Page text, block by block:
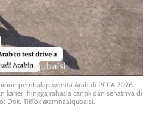
pembalap wanita Arab di PCCA 2026.
karier, hingga rahasia cantik dan sehatnya di
Dok. TikTok @amnaalqubaisi.